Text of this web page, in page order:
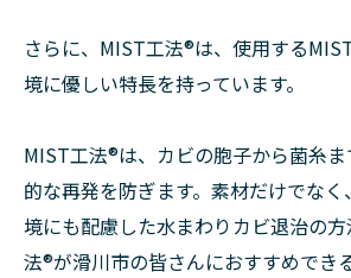
さらに、MIST工法®は、使用する
境に優しい特長を持っています。
MIST工法®は、カビの胞子から菌糸
的な再発を防ぎます。素材だけでな
境にも配慮した水まわりカビ退治の
法®が滑川市の皆さんにおすすめでき